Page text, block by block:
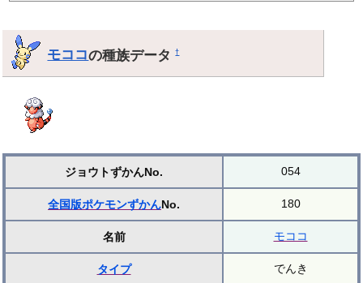
モココの種族データ†
ジョウトずかんNo. 054
全国版ポケモンずかんNo. 180
名前 モココ
タイプ でんき